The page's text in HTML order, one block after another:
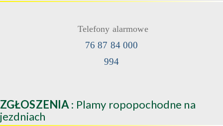
Telefony alarmowe
76 87 84 000
994
ZGŁOSZENIA : Plamy ropopochodne na
jezdniach